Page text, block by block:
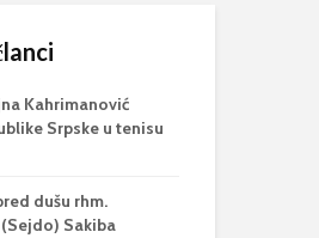
Kahrimanović
Srpske u tenisu
dušu rhm.
Sakiba